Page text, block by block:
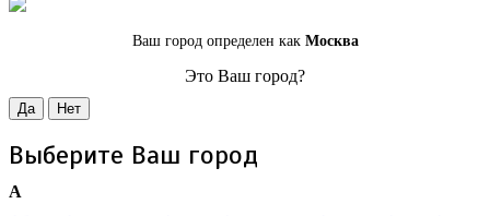
Ваш город определен как Москва
Это Ваш город?
Да Нет
Выберите Ваш город
А